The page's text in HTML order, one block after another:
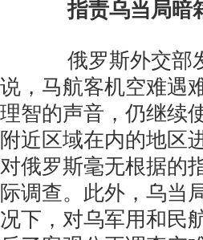
指责乌当局暗
俄罗斯外交部发
说，马航客机空难遇
理智的声音，仍继续
附近区域在内的地区
对俄罗斯毫无根据的
际调查。此外，乌当
况下，对乌军用和民